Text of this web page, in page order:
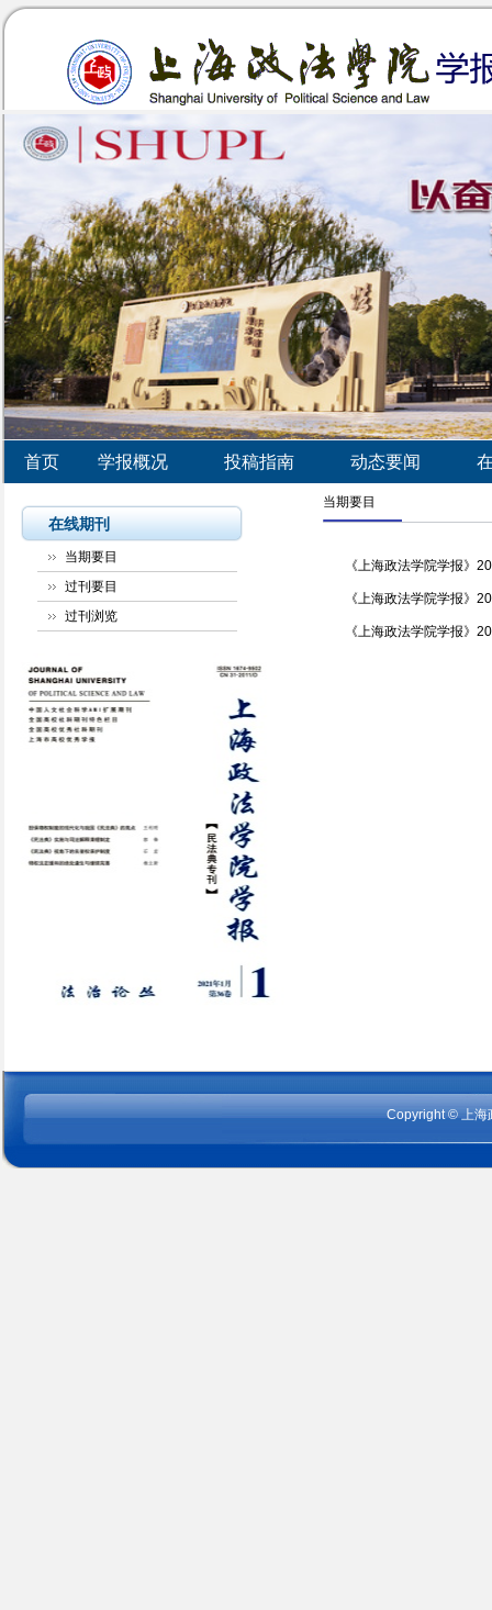
首页 学报概况 投稿指南 动态要闻
在线期刊
当期要目
过刊要目
过刊浏览
当期要目
《上海政法学院学报》
《上海政法学院学报》
《上海政法学院学报》
Copyright©上海